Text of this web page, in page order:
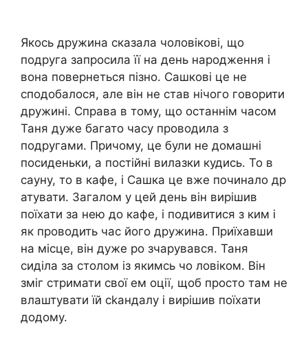
Якось дружина сказала чоловікові, що
подруга запросила її на день народження і
вона повернеться пізно. Сашкові це не
сподобалося, але він не став нічого говорити
дружині. Справа в тому, що останнім часом
Таня дуже багато часу проводила з
подругами. Причому, це були не домашні
посиденьки, а постійні вилазки кудись. То в
сауну, то в кафе, і Сашка це вже починало др
атувати. Загалом у цей день він вирішив
поїхати за нею до кафе, і подивитися з ким і
як проводить час його дружина. Приїхавши
на місце, він дуже ро зчарувався. Таня
сиділа за столом із якимсь чо ловіком. Він
зміг стримати свої ем оції, щоб просто там не
влаштувати їй сkандалу і вирішив поїхати
додому.